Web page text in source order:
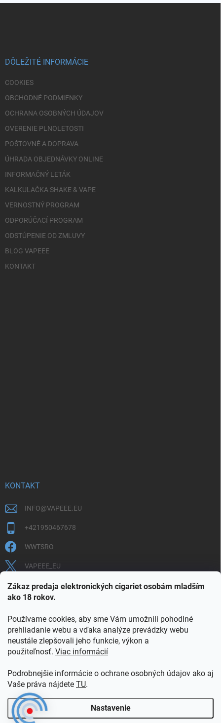
Zákaz predaja elektronických cigariet osobám mladším
ako 18 rokov.
Používame cookies, aby sme Vám umožnili pohodlné
prehliadanie webu a vďaka analýze prevádzky webu
neustále zlepšovali jeho funkcie, výkon a
použiteľnosť. Viac informácií
Podrobnejšie informácie o ochrane osobných údajov ako aj
Vaše práva nájdete TU.
Nastavenie
DÔLEŽITÉ INFORMÁCIE
COOKIES
OBCHODNÉ PODMIENKY
OCHRANA OSOBNÝCH ÚDAJOV
OVERENIE PLNOLETOSTI
POŠTOVNÉ A DOPRAVA
ÚHRADA OBJEDNÁVKY ONLINE
INFORMAČNÝ LETÁK
KALKULAČKA SHAKE & VAPE
VERNOSTNÝ PROGRAM
ODPORÚČACÍ PROGRAM
ODSTÚPENIE OD ZMLUVY
BLOG VAPEEE
KONTAKT
KONTAKT
INFO@VAPEEE.EU
+421950467678
WWTSRO
VAPEEE_EU
VAPEEE.EU
COOKIES
OBCHODNÉ PODMIENKY
POŠTOVNÉ A DOPRAVA
VERNOSTNÝ PROGRAM
KONTAKT